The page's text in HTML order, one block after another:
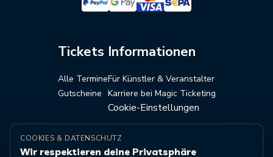
Tickets
Alle Termine
Gutscheine
Informationen
Für Künstler & Veranstalter
Karriere bei Magic Ticketing
Cookie-Einstellungen
COOKIES & DATENSCHUTZ
Wir respektieren deine Privatsphäre